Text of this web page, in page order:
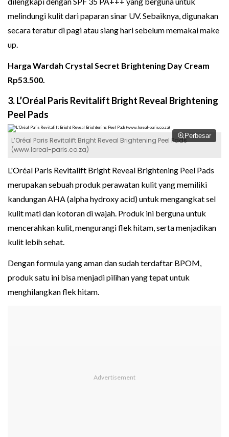
melindungi kulit dari paparan sinar UV. Sebaiknya, digunakan
secara teratur di pagi atau siang hari sebelum memakai make
up.
Harga Wardah Crystal Secret Brightening Day Cream
Rp53.500.
3. L’Oréal Paris Revitalift Bright Reveal Brightening
Peel Pads
Perbesar
L’Oréal Paris Revitalift Bright Reveal Brightening Peel Pads
(www.loreal-paris.co.za)
L'Oréal Paris Revitalift Bright Reveal Brightening Peel Pads
merupakan sebuah produk perawatan kulit yang memiliki
kandungan AHA (alpha hydroxy acid) untuk mengangkat sel
kulit mati dan kotoran di wajah. Produk ini berguna untuk
mencerahkan kulit, mengurangi flek hitam, serta menjadikan
kulit lebih sehat.
Dengan formula yang aman dan sudah terdaftar BPOM,
produk satu ini bisa menjadi pilihan yang tepat untuk
menghilangkan flek hitam.